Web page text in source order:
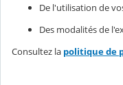
De l'utilisation de
Des modalités de
Consultez la politique de